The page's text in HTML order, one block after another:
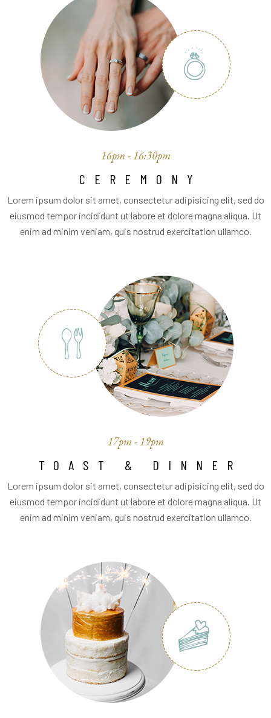
CEREMONY
16pm - 16:30pm
Lorem ipsum dolor sit amet, consectetur adipisicing elit, sed do
eiusmod tempor incididunt ut labore et dolore magna aliqua. Ut
enim ad minim veniam, quis nostrud exercitation ullamco.
TOAST & DINNER
17pm - 19pm
Lorem ipsum dolor sit amet, consectetur adipisicing elit, sed do
eiusmod tempor incididunt ut labore et dolore magna aliqua. Ut
enim ad minim veniam, quis nostrud exercitation ullamco.